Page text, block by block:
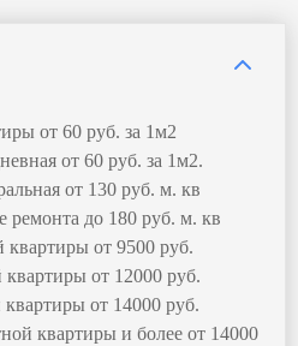
от 60 руб. за 1м2
от 60 руб. за 1м2.
от 130 руб. м. кв
ремонта до 180 руб. м. кв
от 9500 руб.
от 12000 руб.
от 14000 руб.
квартиры и более от 14000